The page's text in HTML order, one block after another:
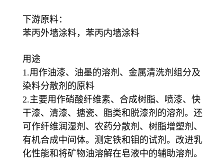
下游原料：
苯丙外墙涂料，苯丙内墙涂料
用途
1.用作油漆、油墨的溶剂、金属清洗剂组分及
染料分散剂的原料
2.主要用作硝酸纤维素、合成树脂、喷漆、快
干漆、清漆、搪瓷、脂类和脱漆剂的溶剂。还
可作纤维润湿剂、农药分散剂、树脂增塑剂、
有机合成中间体。测定铁和钼的试剂。改进乳
化性能和将矿物油溶解在皂液中的辅助溶剂。